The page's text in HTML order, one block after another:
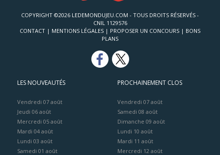
COPYRIGHT ©2026 LEDEMONDUJEU.COM - TOUS DROITS RÉSERVÉS -
CNIL 1129576
CONTACT | MENTIONS LÉGALES | PROPOSER UN CONCOURS | BONS
PLANS
LES NOUVEAUTÉS
Vendredi 07 août
Jeudi 06 août
Mercredi 05 août
Mardi 04 août
Lundi 03 août
Samedi 01 août
PROCHAINEMENT CLOS
Vendredi 07 août
Samedi 08 août
Dimanche 09 août
Lundi 10 août
Mardi 11 août
Mercredi 12 août